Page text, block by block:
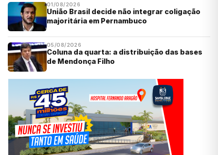
01/08/2026
União Brasil decide não integrar coligação
majoritária em Pernambuco
05/08/2026
Coluna da quarta: a distribuição das bases
de Mendonça Filho